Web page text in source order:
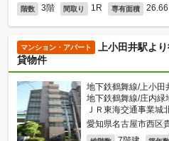
階数 3階 間取り 1R 専有面積 26.66
マンション・アパート
上小田井駅よ
貸物件
地下鉄鶴舞線/上小田
地下鉄鶴舞線/庄内緑
ＪＲ東海交通事業城
愛知県名古屋市西区